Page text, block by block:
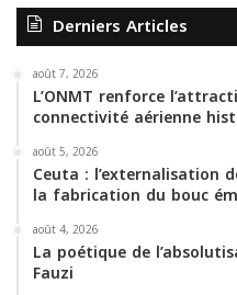
c
e
b
o
o
k
i
t
e
r
T
Derniers Articles
août 7, 2026
L’ONMT renforce
connectivité aérienne
août 5, 2026
Ceuta : l’externalisation
la fabrication du bouc
août 4, 2026
La poétique de
Fauzi